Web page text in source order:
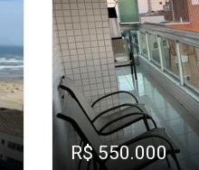
R$ 550.000